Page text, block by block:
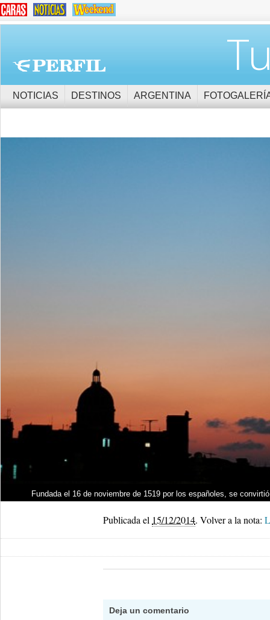
NOTICIAS DESTINOS ARGENTINA
Fundada el 16 de noviembre de 1519 por los españoles, se
Publicada el 15/12/2014. Volver a la nota:
Deja un comentario